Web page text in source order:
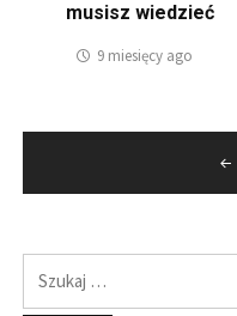
musisz wiedzieć
9 miesięcy ago
po